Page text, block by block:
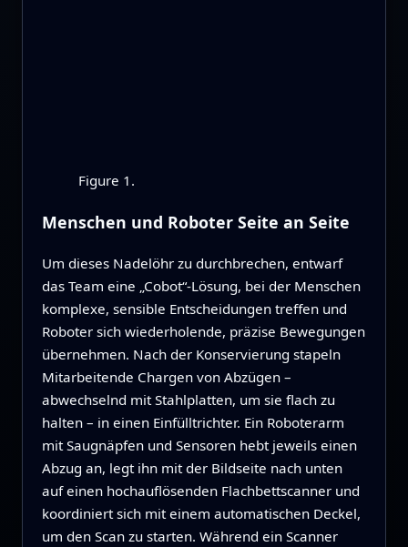
Figure 1.
Menschen und Roboter Seite an Seite
Um dieses Nadelöhr zu durchbrechen, entwarf
das Team eine „Cobot“-Lösung, bei der Menschen
komplexe, sensible Entscheidungen treffen und
Roboter sich wiederholende, präzise Bewegungen
übernehmen. Nach der Konservierung stapeln
Mitarbeitende Chargen von Abzügen –
abwechselnd mit Stahlplatten, um sie flach zu
halten – in einen Einfülltrichter. Ein Roboterarm
mit Saugnäpfen und Sensoren hebt jeweils einen
Abzug an, legt ihn mit der Bildseite nach unten
auf einen hochauflösenden Flachbettscanner und
koordiniert sich mit einem automatischen Deckel,
um den Scan zu starten. Während ein Scanner